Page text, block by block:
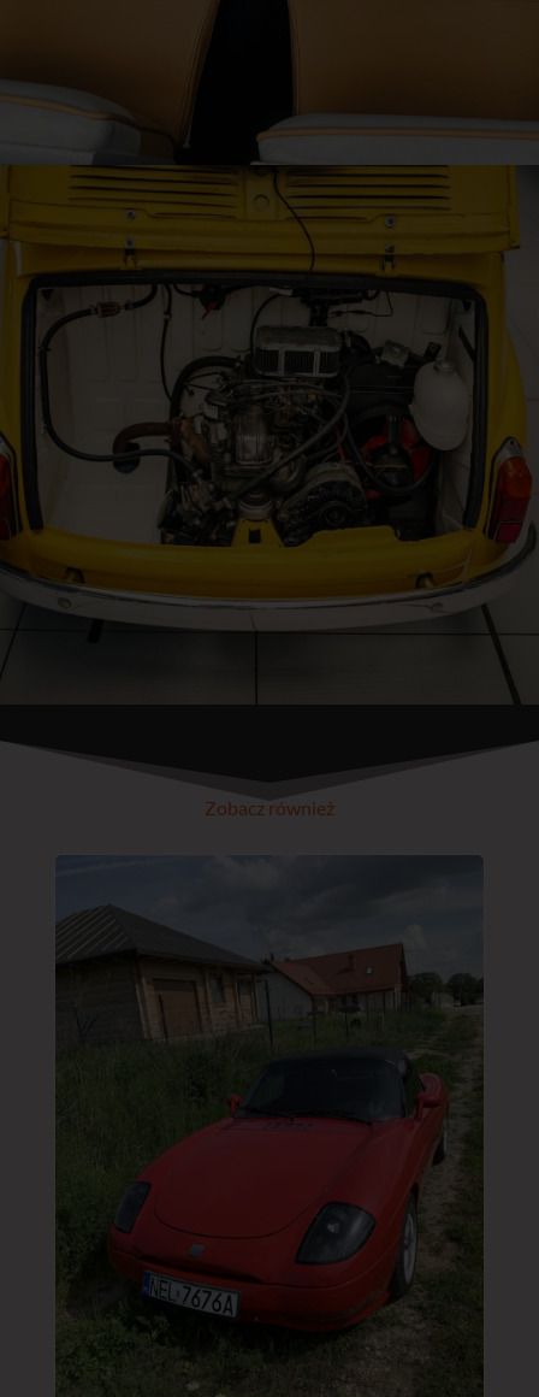
Zobacz również